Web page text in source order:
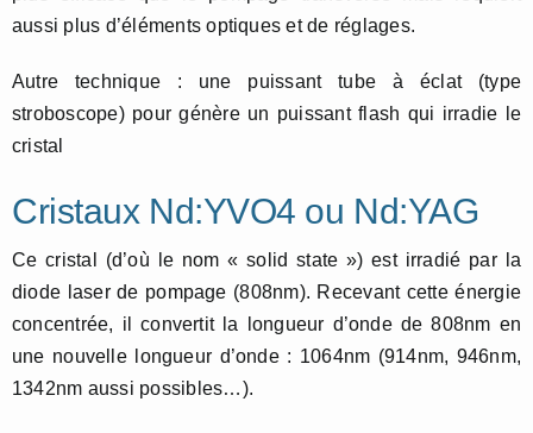
aussi plus d’éléments optiques et de réglages.
Autre technique : une puissant tube à éclat (type
stroboscope) pour génère un puissant flash qui irradie le
cristal
Cristaux Nd:YVO4 ou Nd:YAG
Ce cristal (d’où le nom « solid state ») est irradié par la
diode laser de pompage (808nm). Recevant cette énergie
concentrée, il convertit la longueur d’onde de 808nm en
une nouvelle longueur d’onde : 1064nm (914nm, 946nm,
1342nm aussi possibles…).